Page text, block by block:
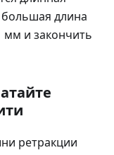
длина
мм и закончить
ретракции